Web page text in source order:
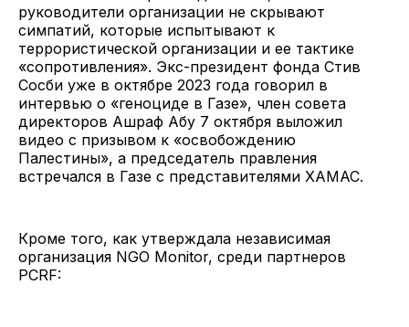
руководители организации не скрывают
симпатий, которые испытывают к
террористической организации и ее тактике
«сопротивления». Экс-президент фонда Стив
Сосби уже в октябре 2023 года говорил в
интервью о «геноциде в Газе», член совета
директоров Ашраф Абу 7 октября выложил
видео с призывом к «освобождению
Палестины», а председатель правления
встречался в Газе с представителями ХАМАС.
Кроме того, как утверждала независимая
организация NGO Monitor, среди партнеров
PCRF: